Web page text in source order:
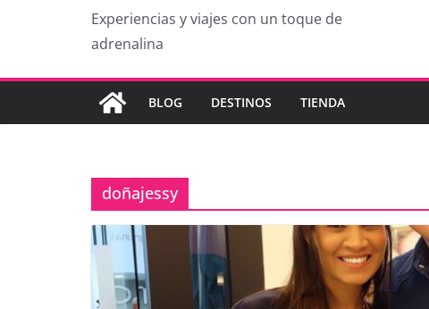
Experiencias y viajes con un toque de
adrenalina
BLOG DESTINOS TIENDA
doñajessy